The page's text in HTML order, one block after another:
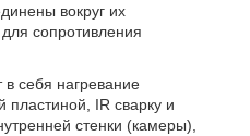
вокруг их
сопротивления
в себя нагревание
пластиной, IR сварку и
стенки (камеры),